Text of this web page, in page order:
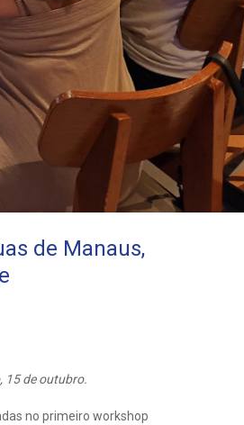
de Manaus,
15 de outubro.
no primeiro workshop